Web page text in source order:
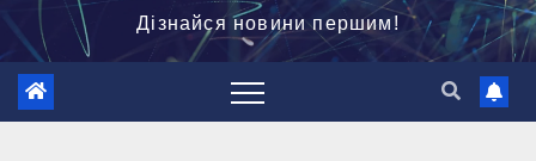
Дізнайся новини першим!